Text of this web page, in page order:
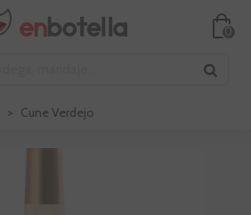
0
> Cune Verdejo